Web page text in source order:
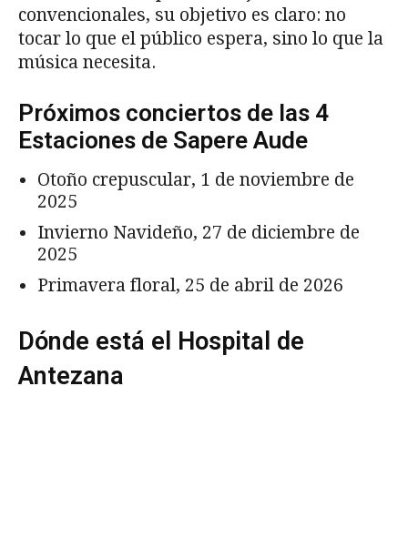
convencionales, su objetivo es claro: no
tocar lo que el público espera, sino lo que la
música necesita.
Próximos conciertos de las 4
Estaciones de Sapere Aude
Otoño crepuscular, 1 de noviembre de
2025
Invierno Navideño, 27 de diciembre de
2025
Primavera floral, 25 de abril de 2026
Dónde está el Hospital de
Antezana